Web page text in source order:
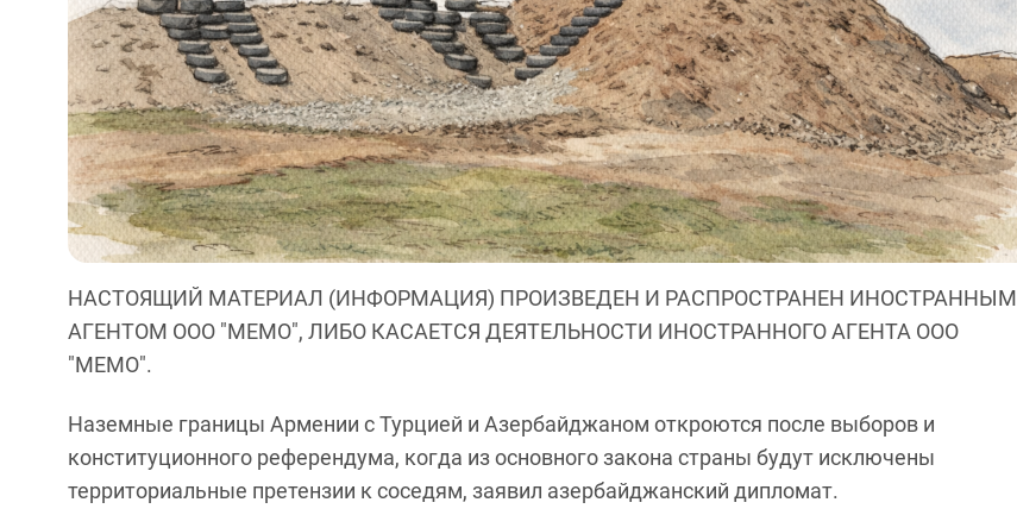
НАСТОЯЩИЙ МАТЕРИАЛ (ИНФОРМАЦИЯ) ПРОИЗВЕДЕН И РАСПРОСТРАНЕН ИНОСТРАННЫМ
АГЕНТОМ ООО "МЕМО", ЛИБО КАСАЕТСЯ ДЕЯТЕЛЬНОСТИ ИНОСТРАННОГО АГЕНТА ООО
"МЕМО".
Наземные границы Армении с Турцией и Азербайджаном откроются после выборов и
конституционного референдума, когда из основного закона страны будут исключены
территориальные претензии к соседям, заявил азербайджанский дипломат.